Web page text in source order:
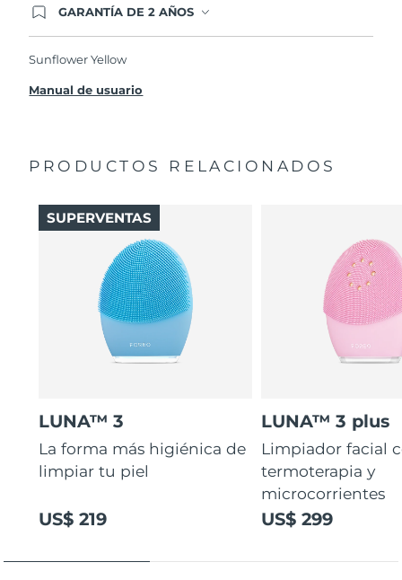
GARANTÍA DE 2 AÑOS
de tener algún problema durante los 2 años
producto sin cargo alguno.
Sunflower Yellow
Manual de usuario
PRODUCTOS RELACIONADOS
LUNA™ 3
La forma más higiénica de
limpiar tu piel
US$ 219
SUPERVENTAS
LUNA™ 3 plus
Limpiador facial
termoterapia y
microcorrientes
US$ 299